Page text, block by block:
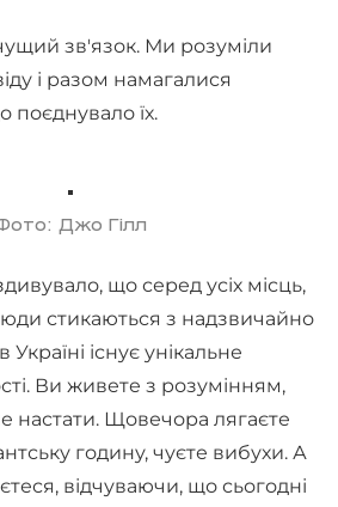
зв'язок. Ми розуміли
і разом намагалися
поєднувало їх.
Джо Гілл
що серед усіх місць,
стикаються з надзвичайно
існує унікальне
Ви живете з розумінням,
настати. Щовечора лягаєте
годину, чуєте вибухи. А
відчуваючи, що сьогодні